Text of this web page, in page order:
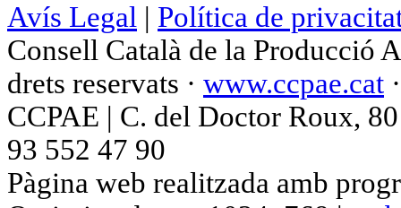
Avís Legal | Política de
Consell Català de la Producció
drets reservats · www.ccpae.cat
CCPAE | C. del Doctor Roux,
93 552 47 90
Pàgina web realitzada amb